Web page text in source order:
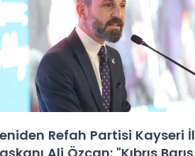
Refah Partisi Kayseri İl